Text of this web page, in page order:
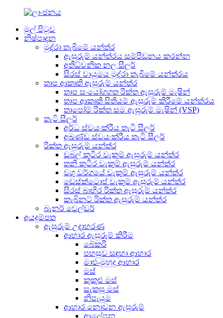
මුල් පිටුව
නිෂ්පාදන
මුද්රා තැබීමේ යන්ත්ර
ඇසුරුම් යන්ත්රය සම්පීඩනය කරන්න
අතිධ්වනික නල සීලර්
සිරස් වායුමය මුද්රා තැබීමේ යන්ත්රය
තාප ආකෘති ඇසුරුම් යන්ත්ර
තාප සංයෝගගත රික්ත ඇසුරුම් මැෂින්
තාප ආකෘති සිතියම් ඇසුරුම් කිරීමේ යන්ත්රය
තාපෝම් රික්ත සම ඇසුරුම් මැෂින් (VSP)
තැටි සීලර්
අර්ධ ස්වයංක්රීය තැටි සීලර්
අඛණ්ඩ ස්වයංක්රීය තැටි සීලර්
රික්ත ඇසුරුම් යන්ත්ර
ඩබල් කුටීර වැකුම් ඇසුරුම් යන්ත්ර
තනි කුටීර වැකුම් ඇසුරුම් යන්ත්ර
වගු වර්ගයේ වැකුම් ඇසුරුම් යන්ත්ර
ඩෙස්ක්ටොප් වැකුම් ඇසුරුම් යන්ත්ර
සිරස් බාහිර රික්ත ඇසුරුම් යන්ත්ර
කැබිනට් රික්ත ඇසුරුම් යන්ත්ර
බැනර් වෙල්ඩර්
අයදුම්පත
ඇසුරුම් උදාහරණ
ආහාර ඇසුරුම් කිරීම
බේකරි
පහසුව සඳහා ආහාර
මාළු-මුහුදු ආහාර
මස්
කුකුළු මස්
සැකසූ මස්
නිපැයුම
ආහාර නොවන ඇසුරුම්
ආලේපන